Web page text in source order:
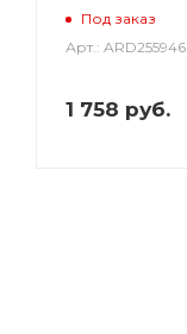
Под заказ
Арт.: ARD255946
1 758 руб.